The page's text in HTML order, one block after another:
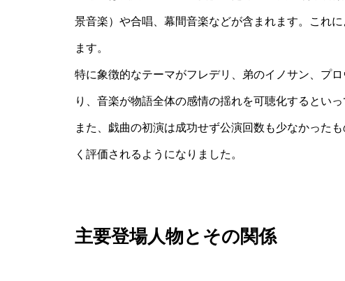
景音楽）や合唱、幕間音楽などが含まれます。これ
ます。
特に象徴的なテーマがフレデリ、弟のイノサン、プ
り、音楽が物語全体の感情の揺れを可聴化するといっ
また、戯曲の初演は成功せず公演回数も少なかった
く評価されるようになりました。
主要登場人物とその関係